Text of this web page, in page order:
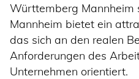
Württemberg Mannheim
Mannheim bietet ein
das sich an den realen
Anforderungen des
Unternehmen orientiert.